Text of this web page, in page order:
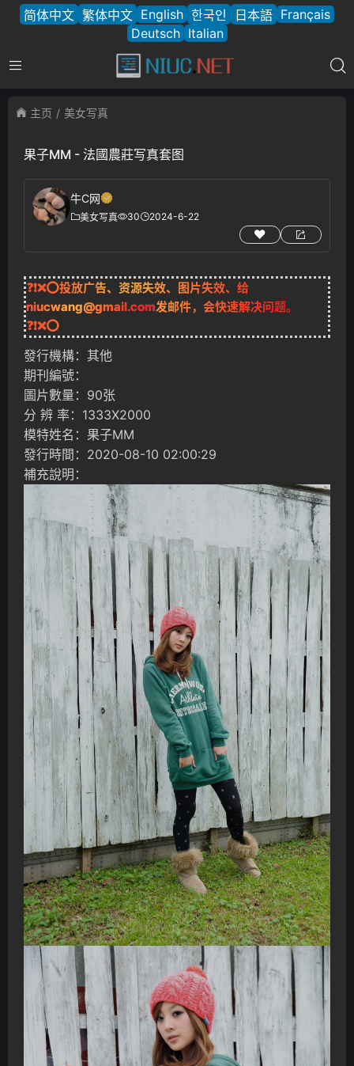
简体中文 繁体中文 English 한국인 日本語 Français
Deutsch Italian
主页 美女写真
果子MM - 法國農莊写真套图
牛C网
美女写真 30 2024-6-22
❓❗❌⭕投放广告、资源失效、图片失效、给
niucwang@gmail.com发邮件，会快速解决问题。
❓❗❌⭕
發行機構：其他
期刊編號：
圖片數量：90张
分 辨 率：1333X2000
模特姓名：果子MM
發行時間：2020-08-10 02:00:29
補充說明：